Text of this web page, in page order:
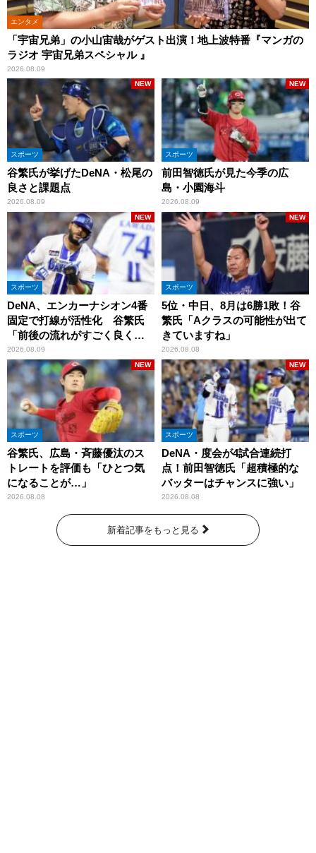
エンタメ
「宇宙兄弟」の小山宙哉がゲスト出演！地上波特番『マンガの
ラジオ 宇宙兄弟スペシャル 』
2026.08.09
スポーツ
谷繁氏が挙げたDeNA・松尾の
良さと課題点
2026.08.09
NEW
スポーツ
前田智徳氏が見た今季の広
島・小園海斗
2026.08.09
NEW
スポーツ
DeNA、エンカーナシオン4番
固定で打線が活性化 谷繁氏
「前後の流れがすごく良くな
りましたね」
2026.08.09
NEW
スポーツ
5位・中日、8月は6勝1敗！谷
繁氏「Aクラスの可能性が出て
きていますね」
2026.08.08
NEW
スポーツ
谷繁氏、広島・斉藤優汰のス
トレートを評価も「ひとつ気
になることが…」
2026.08.08
NEW
スポーツ
DeNA・度会が4試合連続打
点！前田智徳氏「超積極的な
バッターはチャンスに強い」
2026.08.08
NEW
新着記事をもっと見る